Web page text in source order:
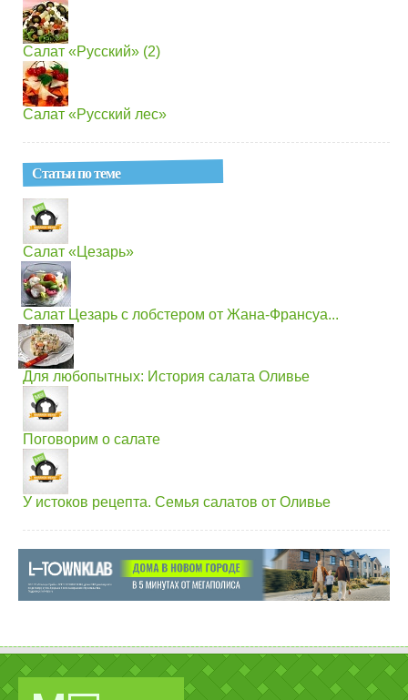
Салат «Русский» (2)
Салат «Русский лес»
Статьи по теме
Салат «Цезарь»
Салат Цезарь с лобстером от Жана-Франсуа...
Для любопытных: История салата Оливье
Поговорим о салате
У истоков рецепта. Семья салатов от Оливье